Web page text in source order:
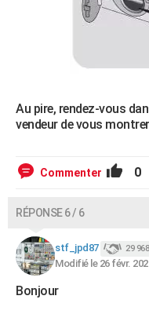
Au pire, rendez-vous
vendeur de vous
Commenter 0
RÉPONSE 6 / 6
stf_jpd87 29 968
Modifié le 26 févr.
Bonjour